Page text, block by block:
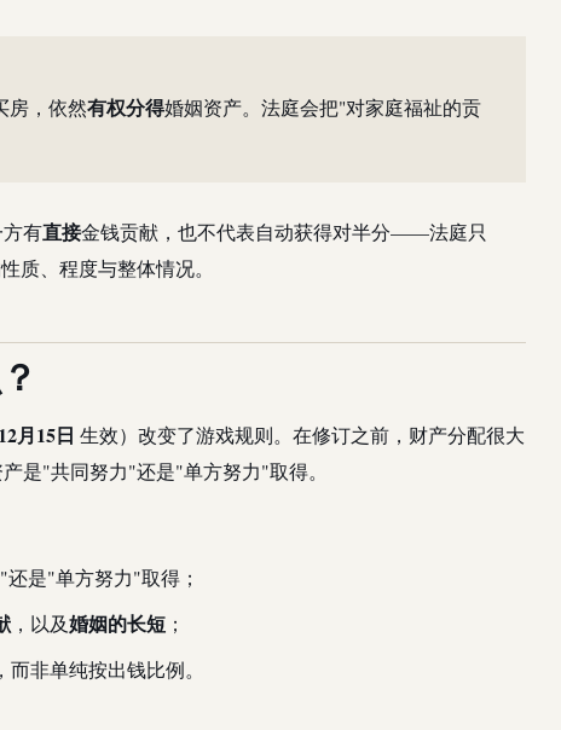
房，依然有权分得婚姻资产。法庭会把"对家庭福祉的贡
有直接金钱贡献，也不代表自动获得对半分——法庭只
质、程度与整体情况。
月15日 生效）改变了游戏规则。在修订之前，财产分配很大
产是"共同努力"还是"单方努力"取得。
是"单方努力"取得；
，以及婚姻的长短 ；
而非单纯按出钱比例。